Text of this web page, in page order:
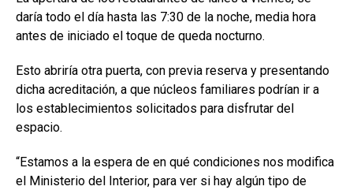
daría todo el día hasta las 7:30 de la noche, media hora
antes de iniciado el toque de queda nocturno.
Esto abriría otra puerta, con previa reserva y presentando
dicha acreditación, a que núcleos familiares podrían ir a
los establecimientos solicitados para disfrutar del
espacio.
“Estamos a la espera de en qué condiciones nos modifica
el Ministerio del Interior, para ver si hay algún tipo de